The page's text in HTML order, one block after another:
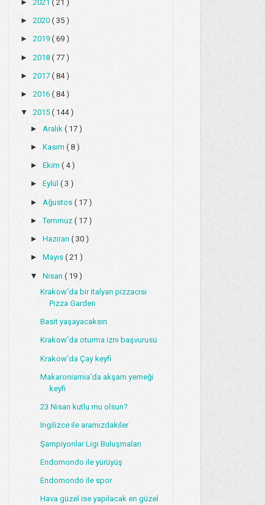
►2021( 21 )
►2020( 35 )
►2019( 69 )
►2018( 77 )
►2017( 84 )
►2016( 84 )
▼2015( 144 )
► Aralık ( 17 )
► Kasım ( 8 )
► Ekim ( 4 )
► Eylül ( 3 )
► Ağustos ( 17 )
►Temmuz ( 17 )
► Haziran ( 30 )
► Mayıs ( 21 )
▼ Nisan ( 19 )
Krakow'da bir italyan pizzacısı
Pizza Garden
Basit yaşayacaksın
Krakow'da oturma izni başvurusu
Krakow'da Çay keyfi
Makaroniarnia'da akşam yemeği
keyfi
23 Nisan kutlu mu olsun?
Ingilizce ile aramızdakiler
Şampiyonlar Ligi Buluşmaları
Endomondo ile yürüyüş
Endomondo ile spor
Hava güzel ise yapılacak en güzel